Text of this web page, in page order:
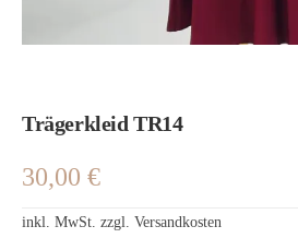
Trägerkleid TR14
30,00 €
inkl. MwSt. zzgl. Versandkosten